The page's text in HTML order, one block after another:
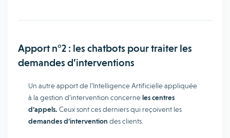
Apport n°2 : les chatbots pour traiter les
demandes d’interventions
Un autre apport de l’Intelligence Artificielle appliquée
à la gestion d’intervention concerneles centres
d’appels. Ceux sont ces derniers qui reçoivent les
demandes d’intervention des clients.